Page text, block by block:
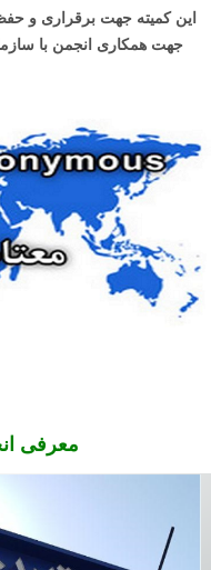
این کمیته جهت برقراری و
جهت همکاری انجمن با
معرفی